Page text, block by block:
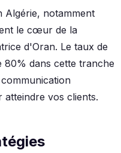
Algérie, notamment
le cœur de la
d'Oran. Le taux de
80% dans cette tranche
vos clients.